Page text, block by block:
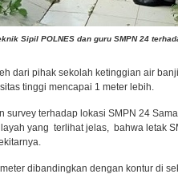
Sipil POLNES dan guru SMPN 24
dari pihak sekolah ketinggian air
tinggi mencapai 1 meter lebih.
terhadap lokasi SMPN 24
yang terlihat jelas, bahwa letak
dibandingkan dengan kontur di